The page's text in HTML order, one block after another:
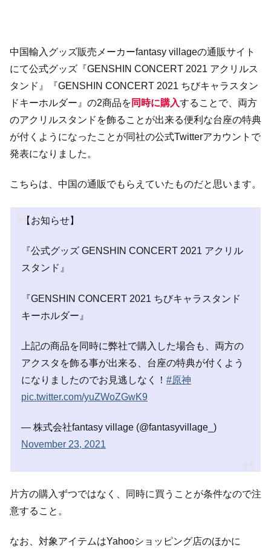
中国輸入グッズ販売メーカーfantasy villageの通販サイト
にて公式グッズ『GENSHIN CONCERT 2021 アクリルス
タンド』『GENSHIN CONCERT 2021 ちびキャラスタン
ドキーホルダー』の2商品を 同時に購入することで、両方
のアクリルスタンドを飾ることが出来る便利な台座の特典
が付くようになったことが同社の公式Twitterアカウントで
発表になりました。
こちらは、中国の通販でもらえていたものだと思います。
【お知らせ】
『公式グッズ GENSHIN CONCERT 2021 アクリル
スタンド』
『GENSHIN CONCERT 2021 ちびキャラスタンド
キーホルダー』
上記の商品を同時に弊社で購入した場合も、両方の
アクスタを飾る事が出来る、台座の特典が付くよう
になりましたのでお見逃しなく！ #原神
pic.twitter.com/yuZWoZGwK9
— 株式会社fantasy village (@fantasyvillage_)
November 23, 2021
片方の購入ずつではなく、同時に買うことが条件なので注
意すること。
なお、対象アイテムはYahooショッピング店のほかに